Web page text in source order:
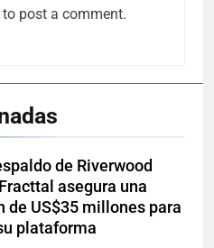
to post a comment.
de Riverwood
asegura una
de US$35 millones para
plataforma